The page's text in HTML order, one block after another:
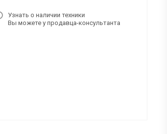
Узнать о наличии техники
Вы можете у продавца-консультанта